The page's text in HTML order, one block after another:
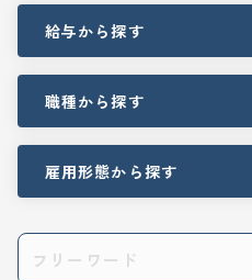
給与から探す
職種から探す
雇用形態から探す